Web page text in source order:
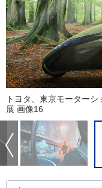
トヨタ、東京モーター
展 画像16